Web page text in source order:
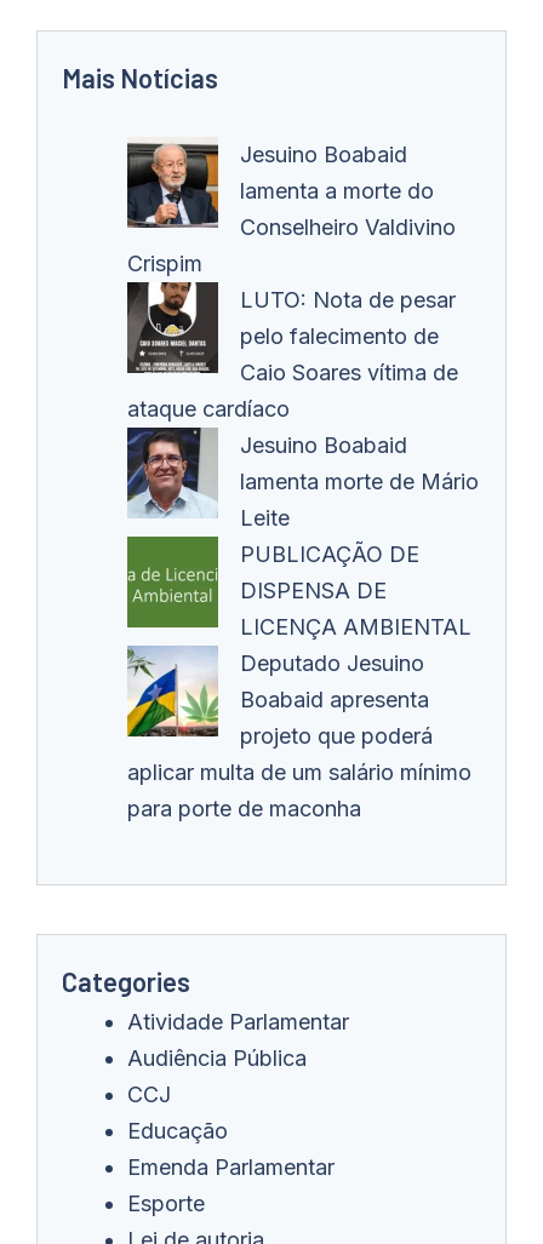
Mais Notícias
Jesuino Boabaid
lamenta a morte do
Conselheiro Valdivino
Crispim
LUTO: Nota de pesar
pelo falecimento de
Caio Soares vítima de
ataque cardíaco
Jesuino Boabaid
lamenta morte de Mário
Leite
PUBLICAÇÃO DE
DISPENSA DE
LICENÇA AMBIENTAL
Deputado Jesuino
Boabaid apresenta
projeto que poderá
aplicar multa de um salário mínimo
para porte de maconha
Categories
Atividade Parlamentar
Audiência Pública
CCJ
Educação
Emenda Parlamentar
Esporte